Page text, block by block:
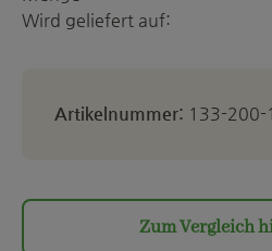
Wird geliefert auf:
Artikelnummer: 133-200-
Zum Vergleich